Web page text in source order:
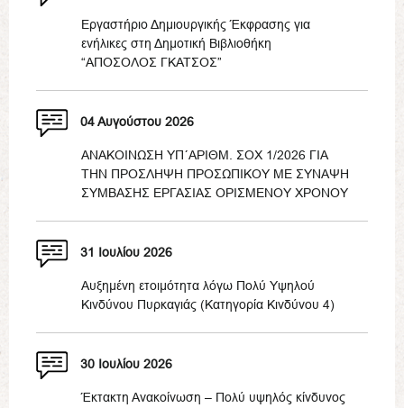
Εργαστήριο Δημιουργικής Έκφρασης για
ενήλικες στη Δημοτική Βιβλιοθήκη
“ΑΠΟΣΟΛΟΣ ΓΚΑΤΣΟΣ”
04 Αυγούστου 2026
ΑΝΑΚΟΙΝΩΣΗ ΥΠ΄ΑΡΙΘΜ. ΣΟΧ 1/2026 ΓΙΑ
ΤΗΝ ΠΡΟΣΛΗΨΗ ΠΡΟΣΩΠΙΚΟΥ ΜΕ ΣΥΝΑΨΗ
ΣΥΜΒΑΣΗΣ ΕΡΓΑΣΙΑΣ ΟΡΙΣΜΕΝΟΥ ΧΡΟΝΟΥ
31 Ιουλίου 2026
Αυξημένη ετοιμότητα λόγω Πολύ Υψηλού
Κινδύνου Πυρκαγιάς (Κατηγορία Κινδύνου 4)
30 Ιουλίου 2026
Έκτακτη Ανακοίνωση – Πολύ υψηλός κίνδυνος